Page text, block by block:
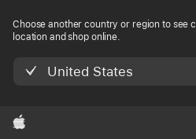
Choose another country or region to see
location and shop online.
United States
Apple